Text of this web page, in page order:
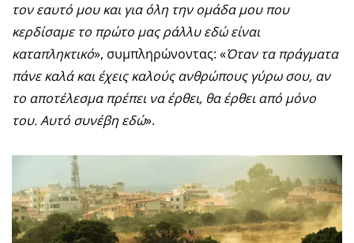
τον εαυτό μου και για όλη την ομάδα μου που
κερδίσαμε το πρώτο μας ράλλυ εδώ είναι
καταπληκτικό», συμπληρώνοντας: «Όταν τα πράγματα
πάνε καλά και έχεις καλούς ανθρώπους γύρω σου, αν
το αποτέλεσμα πρέπει να έρθει, θα έρθει από μόνο
του. Αυτό συνέβη εδώ».